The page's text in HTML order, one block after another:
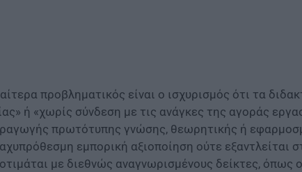
προβληματικός είναι ο ισχυρισμός ότι τα
ή «χωρίς σύνδεση με τις ανάγκες της αγοράς
πρωτότυπης γνώσης, θεωρητικής ή
εμπορική αξιοποίηση ούτε εξαντλείται
με διεθνώς αναγνωρισμένους δείκτες, όπως